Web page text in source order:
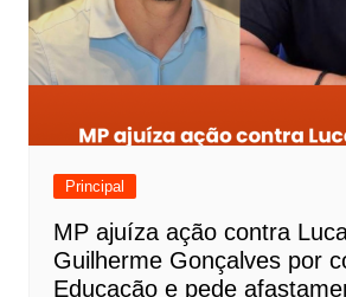
Principal
MP ajuíza ação contra
Guilherme Gonçalves por
Educação e pede